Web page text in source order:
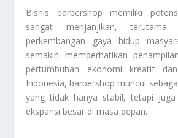
Bisnis barbershop memiliki
sangat menjanjikan, terutama
perkembangan gaya hidup
semakin memperhatikan
pertumbuhan ekonomi kreatif
Indonesia, barbershop muncul
yang tidak hanya stabil, tetapi juga
ekspansi besar di masa depan.